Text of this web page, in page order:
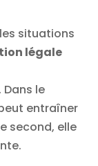
situations
légale
. Dans le
entraîner
second, elle